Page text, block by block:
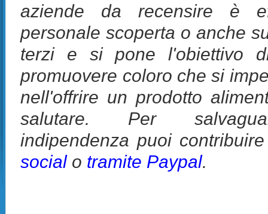
aziende da recensire è
personale scoperta o anche
terzi e si pone l'obiettivo
promuovere coloro che si
nell'offrire un prodotto
salutare. Per
indipendenza puoi
socialo tramite Paypal.